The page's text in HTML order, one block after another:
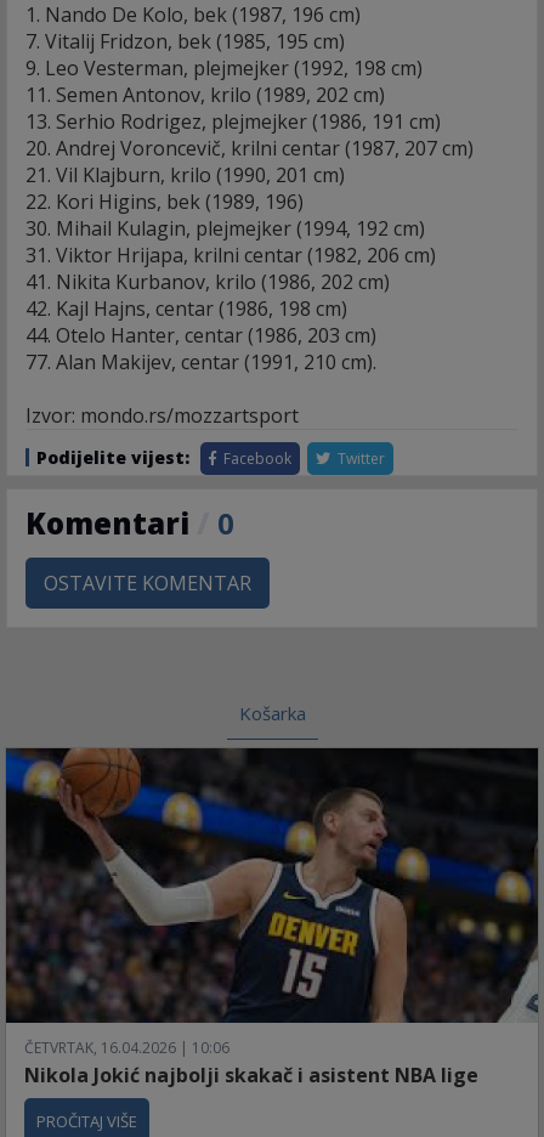
1. Nando De Kolo, bek (1987, 196 cm)
7. Vitalij Fridzon, bek (1985, 195 cm)
9. Leo Vesterman, plejmejker (1992, 198 cm)
11. Semen Antonov, krilo (1989, 202 cm)
13. Serhio Rodrigez, plejmejker (1986, 191 cm)
20. Andrej Voroncevič, krilni centar (1987, 207 cm)
21. Vil Klajburn, krilo (1990, 201 cm)
22. Kori Higins, bek (1989, 196)
30. Mihail Kulagin, plejmejker (1994, 192 cm)
31. Viktor Hrijapa, krilni centar (1982, 206 cm)
41. Nikita Kurbanov, krilo (1986, 202 cm)
42. Kajl Hajns, centar (1986, 198 cm)
44. Otelo Hanter, centar (1986, 203 cm)
77. Alan Makijev, centar (1991, 210 cm).
Izvor: mondo.rs/mozzartsport
Podijelite vijest: Facebook Twitter
Komentari 0
OSTAVITE KOMENTAR
Košarka
ČETVRTAK, 16.04.2026 | 10:06
Nikola Jokić najbolji skakač i asistent NBA lige
PROČITAJ VIŠE